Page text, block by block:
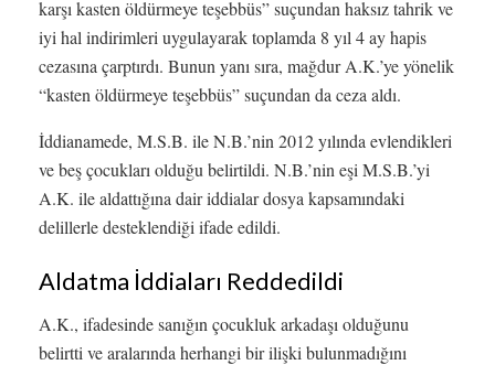
karşı kasten öldürmeye teşebbüs” suçundan haksız tahrik ve
iyi hal indirimleri uygulayarak toplamda 8 yıl 4 ay hapis
cezasına çarptırdı. Bunun yanı sıra, mağdur A.K.’ye yönelik
“kasten öldürmeye teşebbüs” suçundan da ceza aldı.
İddianamede, M.S.B. ile N.B.’nin 2012 yılında evlendikleri
ve beş çocukları olduğu belirtildi. N.B.’nin eşi M.S.B.’yi
A.K. ile aldattığına dair iddialar dosya kapsamındaki
delillerle desteklendiği ifade edildi.
Aldatma İddiaları Reddedildi
A.K., ifadesinde sanığın çocukluk arkadaşı olduğunu
belirtti ve aralarında herhangi bir ilişki bulunmadığını